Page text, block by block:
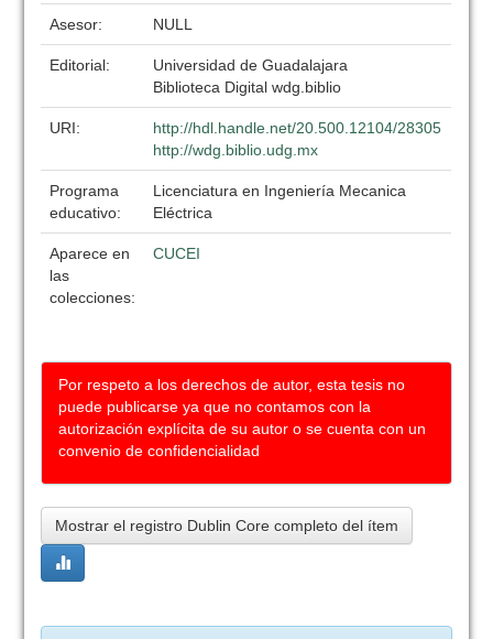
Asesor: NULL
Editorial:
Universidad de Guadalajara
Biblioteca Digital wdg.biblio
URI:
http://hdl.handle.net/20.500.12104/28305
http://wdg.biblio.udg.mx
Programa
educativo:
Licenciatura en Ingeniería Mecanica
Eléctrica
Aparece en
las
colecciones:
CUCEI
Por respeto a los derechos de autor, esta tesis no
puede publicarse ya que no contamos con la
autorización explícita de su autor o se cuenta con un
convenio de confidencialidad
Mostrar el registro Dublin Core completo del ítem